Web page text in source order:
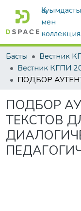
мен
Басты Вестник
Вестник КГПИ
ПОДБОР
ТЕКСТОВ